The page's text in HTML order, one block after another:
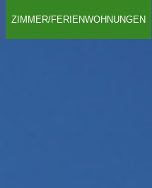
ZIMMER/FERIENWOHNUNGEN